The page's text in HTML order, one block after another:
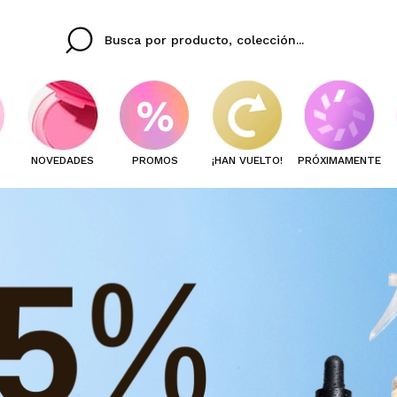
Al crear una cuenta
rápidamente, revisar
IDIOMA
NOVEDADES PROMOS ¡HAN VUELTO! PRÓXIMAMENTE
colori